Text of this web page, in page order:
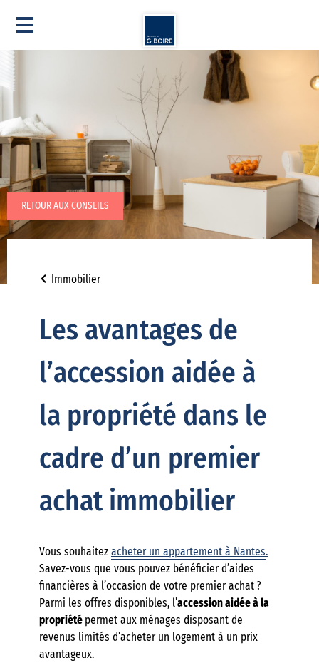
RETOUR AUX CONSEILS
Immobilier
Les avantages de
l’accession aidée à
la propriété dans le
cadre d’un premier
achat immobilier
Vous souhaitez acheter un appartement à Nantes.
Savez-vous que vous pouvez bénéficier d’aides
financières à l’occasion de votre premier achat ?
Parmi les offres disponibles, l’accession aidée à la
propriété permet aux ménages disposant de
revenus limités d’acheter un logement à un prix
avantageux.